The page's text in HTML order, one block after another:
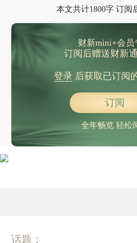
本文共计1800字 订阅
财新mini+会员
订阅后赠送财新
登录后获取已订阅
订阅
全年畅览 轻松
话题：